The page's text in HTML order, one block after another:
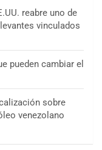
reabre uno de
vinculados
pueden cambiar el
sobre
venezolano